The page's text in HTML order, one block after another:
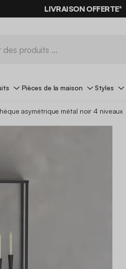
LIVRAISON OFFERTE*
Pièces de la maison Styles
asymétrique métal noir 4 niveaux